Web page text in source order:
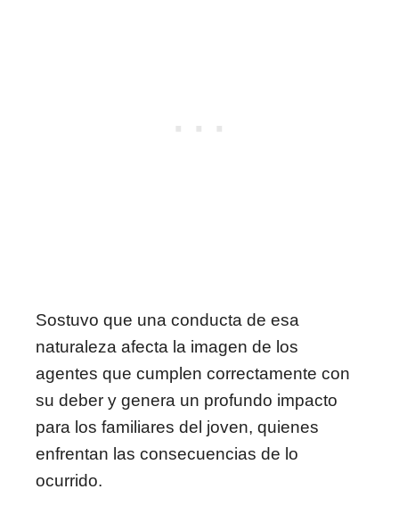
Sostuvo que una conducta de esa
naturaleza afecta la imagen de los
agentes que cumplen correctamente con
su deber y genera un profundo impacto
para los familiares del joven, quienes
enfrentan las consecuencias de lo
ocurrido.